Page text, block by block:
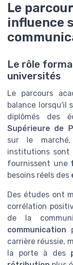
Le
influence
Le rôle
universités
Le parcours
balance lorsqu'il
diplômés des
Supérieure de
sur le
institutions sont
fournissent une
besoins réels des
Des études ont
corrélation
de la
communication
carrière réussie,
la porte à des